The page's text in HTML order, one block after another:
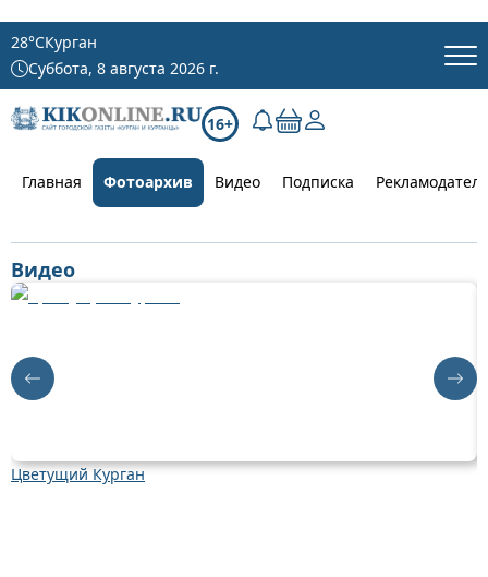
28°CКурган
Суббота, 8 августа 2026 г.
16+
Главная Фотоархив Видео Подписка
Видео
Цветущий Курган